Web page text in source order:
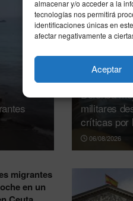
almacenar y/o acceder a la
tecnologías nos permitirá
identificaciones únicas en
afectar negativamente a
Aceptar
Defensa
militares
críticas por
06/08/2026
migrantes
en un